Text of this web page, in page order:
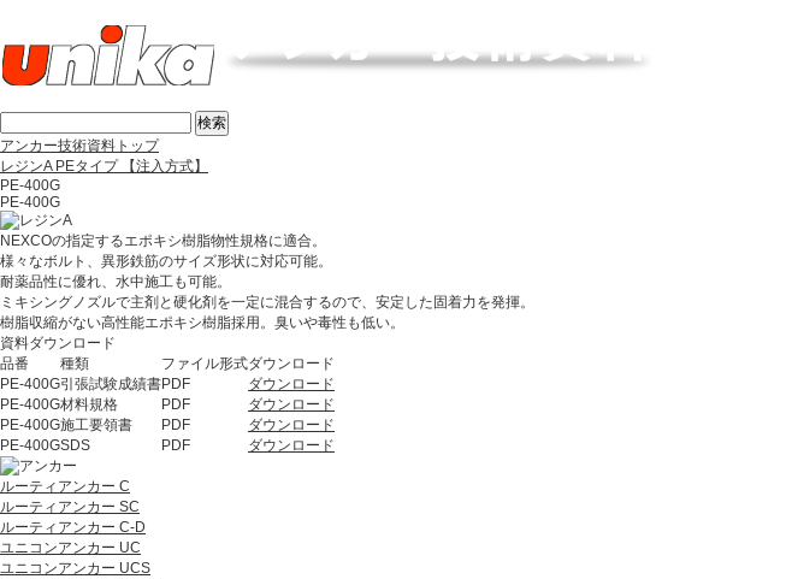
アンカー技術資料トップ
レジンA PEタイプ 【注入方式】
PE-400G
PE-400G
NEXCOの指定するエポキシ樹脂物性規格に適合。
様々なボルト、異形鉄筋のサイズ形状に対応可能。
耐薬品性に優れ、水中施工も可能。
ミキシングノズルで主剤と硬化剤を一定に混合するので、安定した固着力を発揮。
樹脂収縮がない高性能エポキシ樹脂採用。臭いや毒性も低い。
資料ダウンロード
品番
種類 ファイル形式ダウンロード
PE-400G引張試験成績書PDF
ダウンロード
PE-400G材料規格 PDF
ダウンロード
PE-400G施工要領書 PDF
ダウンロード
PE-400GSDS PDF ダウンロード
ルーティアンカー C
ルーティアンカー SC
ルーティアンカー C-D
ユニコンアンカー UC
ユニコンアンカー UCS